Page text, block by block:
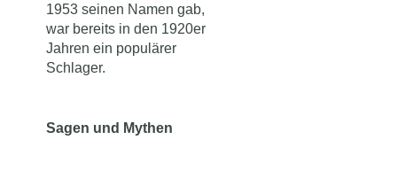
1953 seinen Namen gab,
war bereits in den 1920er
Jahren ein populärer
Schlager.
Sagen und Mythen